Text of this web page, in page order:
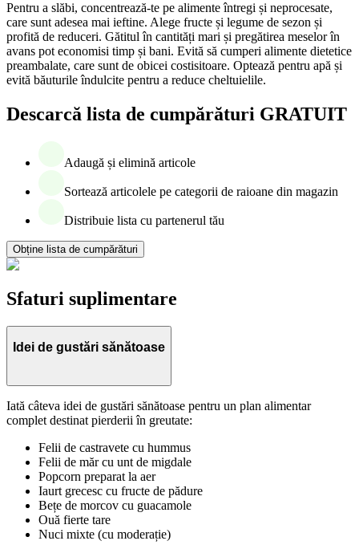
Pentru a slăbi, concentrează-te pe alimente întregi și neprocesate,
care sunt adesea mai ieftine. Alege fructe și legume de sezon și
profită de reduceri. Gătitul în cantități mari și pregătirea meselor în
avans pot economisi timp și bani. Evită să cumperi alimente dietetice
preambalate, care sunt de obicei costisitoare. Optează pentru apă și
evită băuturile îndulcite pentru a reduce cheltuielile.
Descarcă lista de cumpărături GRATUIT
Adaugă și elimină articole
Sortează articolele pe categorii de raioane din magazin
Distribuie lista cu partenerul tău
Obține lista de cumpărături
Sfaturi suplimentare
Idei de gustări sănătoase
Iată câteva idei de gustări sănătoase pentru un plan alimentar
complet destinat pierderii în greutate:
Felii de castravete cu hummus
Felii de măr cu unt de migdale
Popcorn preparat la aer
Iaurt grecesc cu fructe de pădure
Bețe de morcov cu guacamole
Ouă fierte tare
Nuci mixte (cu moderație)